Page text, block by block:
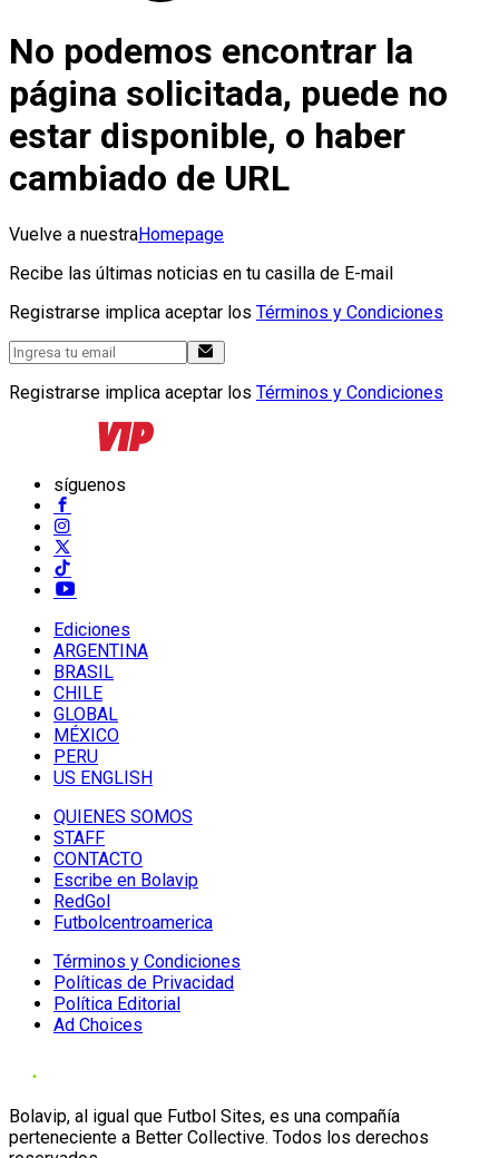
No podemos encontrar la
página solicitada, puede no
estar disponible, o haber
cambiado de URL
Vuelve a nuestraHomepage
Recibe las últimas noticias en tu casilla de E-mail
Registrarse implica aceptar los Términos y Condiciones
Registrarse implica aceptar los Términos y Condiciones
síguenos
Ediciones
ARGENTINA
BRASIL
CHILE
GLOBAL
MÉXICO
PERU
US ENGLISH
QUIENES SOMOS
STAFF
CONTACTO
Escribe en Bolavip
RedGol
Futbolcentroamerica
Términos y Condiciones
Políticas de Privacidad
Política Editorial
Ad Choices
Bolavip, al igual que Futbol Sites, es una compañía
perteneciente a Better Collective. Todos los derechos